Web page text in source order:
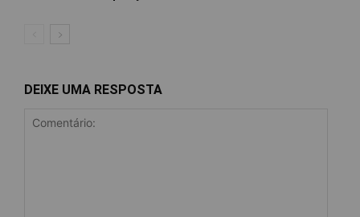
DEIXE UMA RESPOSTA